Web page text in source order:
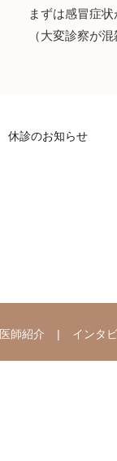
まずは感冒症
（大変診察が
休診のお知らせ
医師紹介 インタ